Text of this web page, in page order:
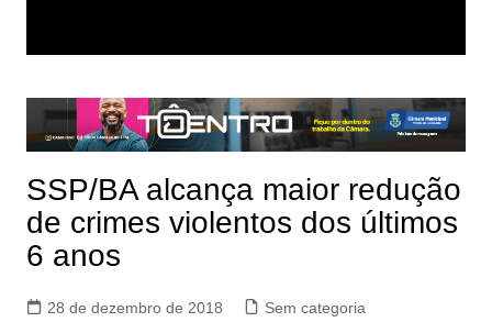
SSP/BA alcança maior redução
de crimes violentos dos últimos
6 anos
28 de dezembro de 2018 Sem categoria